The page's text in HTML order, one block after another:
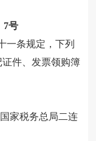
7号
一条规定，下列
证件、发票领购簿
国家税务总局二连